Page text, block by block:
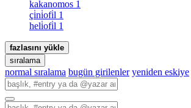
kakanomos 1
çi̇ni̇ofi̇l 1
heli̇ofi̇l 1
fazlasını yükle
sıralama
normal sıralama bugün girilenler yeniden eskiye